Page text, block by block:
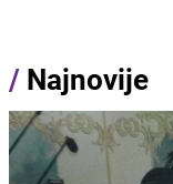
/ Najnovije